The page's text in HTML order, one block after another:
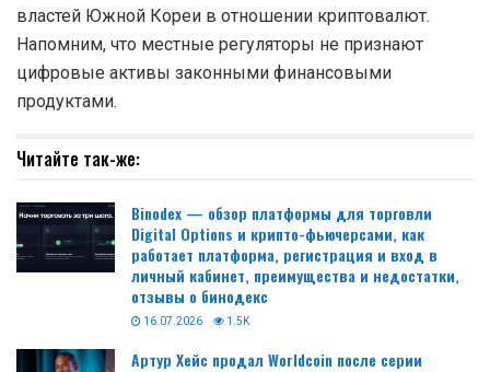
властей Южной Кореи в отношении криптовалют.
Напомним, что местные регуляторы не признают
цифровые активы законными финансовыми
продуктами.
Читайте так-же:
Binodex — обзор платформы для торговли
Digital Options и крипто-фьючерсами, как
работает платформа, регистрация и вход в
личный кабинет, преимущества и недостатки,
отзывы о бинодекс
16.07.2026 1.5K
Артур Хейс продал Worldcoin после серии